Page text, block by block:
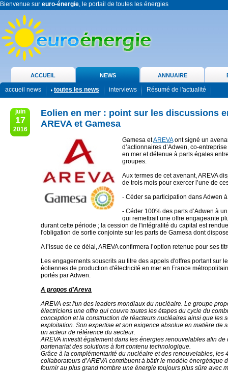
Bienvenue sur euro-énergie, le portail de toutes les énergies
ACCUEIL NEWS ANNUAIRE
accueil news toutes les news interviews Résumé de l'actualité
juin
17
2016
Eolien en mer : point sur les discussions
AREVA et Gamesa
Gamesa etAREVAont signé un
d’actionnaires d’Adwen, co-
en mer et détenue à parts égales
groupes.‎
Aux termes de cet avenant, AREVA
de trois mois pour exercer l’une de
- Céder sa participation dans Adwen
- Céder 100% des parts d’Adwen à
qui remettrait une offre engageante
durant cette période ; la cession de l'intégralité du capital est
l'obligation de sortie conjointe sur les parts de Gamesa dont
A l’issue de ce délai, AREVA confirmera l’option retenue pour ses
Les engagements souscrits au titre des appels d'offres portant sur
éoliennes de production d'électricité en mer en France
portés par Adwen.
A propos d'Areva
AREVA est l'un des leaders mondiaux du nucléaire. Le groupe
électriciens une offre qui couvre toutes les étapes du cycle du
conception et la construction de réacteurs nucléaires ainsi que les
exploitation. Son expertise et son exigence absolue en matière de
un acteur de référence du secteur.
AREVA investit également dans les énergies renouvelables afin de
partenariat des solutions à fort contenu technologique.
Grâce à la complémentarité du nucléaire et des renouvelables, les
collaborateurs d’AREVA contribuent à bâtir le modèle énergétique
fournir au plus grand nombre une énergie toujours plus sûre avec